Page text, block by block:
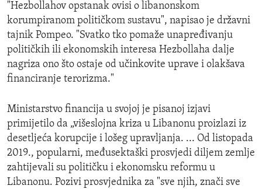
"Hezbollahov opstanak ovisi o libanonskom
korumpiranom političkom sustavu", napisao je državni
tajnik Pompeo. "Svatko tko pomaže unapređivanju
političkih ili ekonomskih interesa Hezbollaha dalje
nagriza ono što ostaje od učinkovite uprave i olakšava
financiranje terorizma."
Ministarstvo financija u svojoj je pisanoj izjavi
primijetilo da „višeslojna kriza u Libanonu proizlazi iz
desetljeća korupcije i lošeg upravljanja. ... Od listopada
2019., popularni, međusektaški prosvjedi diljem zemlje
zahtijevali su političku i ekonomsku reformu u
Libanonu. Pozivi prosvjednika za "sve njih, znači sve